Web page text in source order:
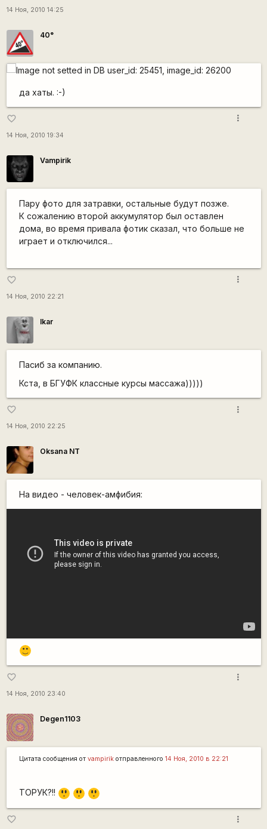
14 Ноя, 2010 14:25
40°
да хаты. :-)
favorite_border
14 Ноя, 2010 19:34
more_vert
Vampirik
Пару фото для затравки, остальные будут позже.
К сожалению второй аккумулятор был оставлен
дома, во время привала фотик сказал, что больше не
играет и отключился...
favorite_border
14 Ноя, 2010 22:21
more_vert
Ikar
Пасиб за компанию.
Кста, в БГУФК классные курсы массажа)))))
favorite_border
14 Ноя, 2010 22:25
more_vert
Oksana NT
На видео - человек-амфибия:
:)
favorite_border
14 Ноя, 2010 23:40
more_vert
Degen1103
Цитата сообщения от vampirikотправленного 14 Ноя, 2010 в 22:21
ТОРУК?!!
=8
O
=8
O
=8
O
favorite_border
more_vert